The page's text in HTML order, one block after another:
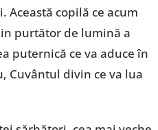
copilă ce acum
purtător de lumină a
puternică ce va aduce în
Cuvântul divin ce va lua